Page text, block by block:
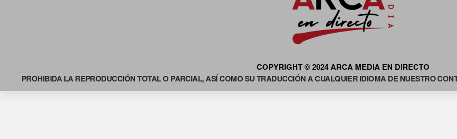
COPYRIGHT © 2024 ARCA MEDIA EN DIRECTO
PROHIBIDA LA REPRODUCCIÓN TOTAL O PARCIAL, ASÍ COMO SU TRADUCCIÓN A CUALQUIER IDIOMA DE NUESTRO